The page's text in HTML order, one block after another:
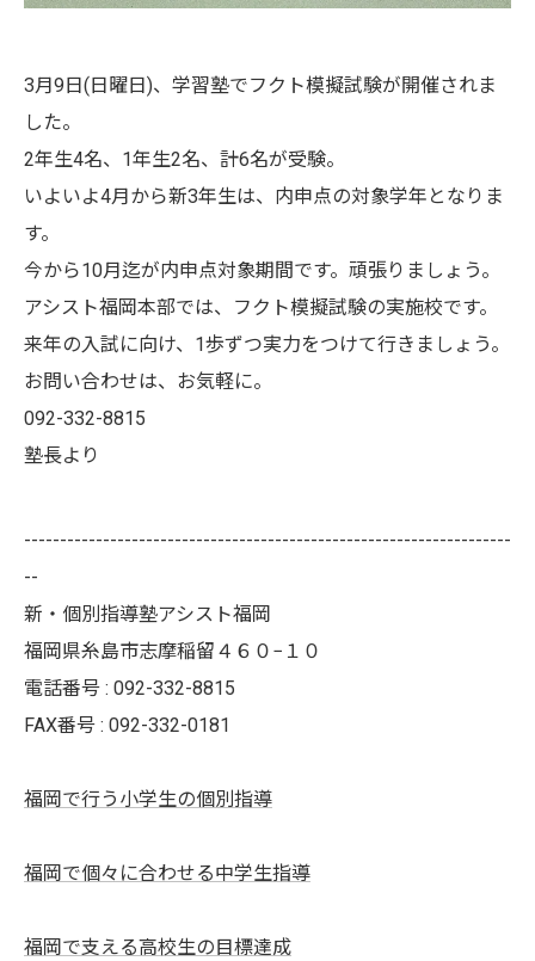
3月9日(日曜日)、学習塾でフクト模擬試験が開催されま
した。
2年生4名、1年生2名、計6名が受験。
いよいよ4月から新3年生は、内申点の対象学年となりま
す。
今から10月迄が内申点対象期間です。頑張りましょう。
アシスト福岡本部では、フクト模擬試験の実施校です。
来年の入試に向け、1歩ずつ実力をつけて行きましょう。
お問い合わせは、お気軽に。
092-332-8815
塾長より
--------------------------------------------------------------------
--
新・個別指導塾アシスト福岡
福岡県糸島市志摩稲留４６０−１０
電話番号 : 092-332-8815
FAX番号 : 092-332-0181
福岡で行う小学生の個別指導
福岡で個々に合わせる中学生指導
福岡で支える高校生の目標達成